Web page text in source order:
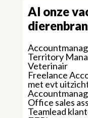
Al onze
Territory
Veterinair
Freelance
met evt
Office sales
Teamlead